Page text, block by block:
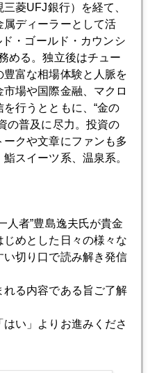
4月 5月 6月
10月 11月 12月
菱UFJ銀行）を経て、
属ディーラーとして活
・ゴールド・カウンシ
める。独立後はチュー
富な相場体験と人脈を
場や国際金融、マクロ
行うとともに、“金の
の普及に尽力。投資の
クや文章にファンも多
スイーツ系、温泉系。
人者”豊島逸夫氏が貴金
めとした日々の様々な
切り口で読み解き発信
る内容である旨ご了解
い」よりお進みくださ